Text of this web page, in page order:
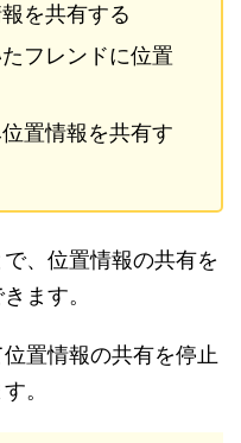
を共有する
フレンドに位置
置情報を共有す
、位置情報の共有を
ます。
置情報の共有を停止
。